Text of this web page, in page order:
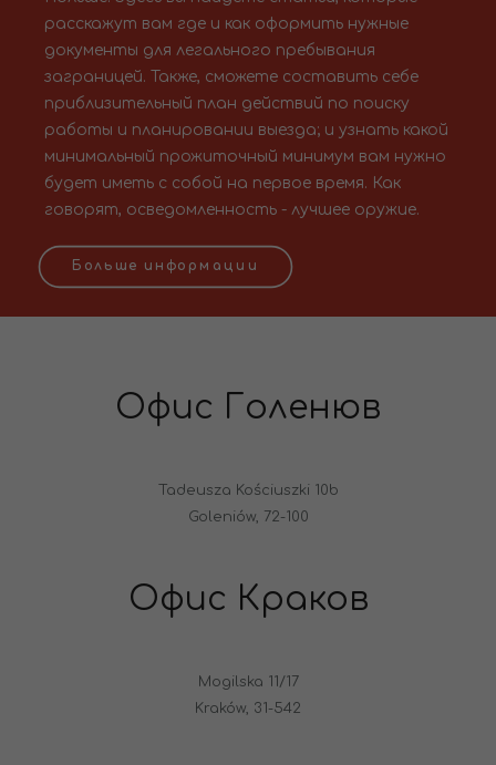
расскажут вам где и как оформить нужные
документы для легального пребывания
заграницей. Также, сможете составить себе
приблизительный план действий по поиску
работы и планировании выезда; и узнать какой
минимальный прожиточный минимум вам нужно
будет иметь с собой на первое время. Как
говорят, осведомленность - лучшее оружие.
Больше информации
Офис Голенюв
Tadeusza Kościuszki 10b
Goleniów, 72-100
Офис Краков
Mogilska 11/17
Kraków, 31-542